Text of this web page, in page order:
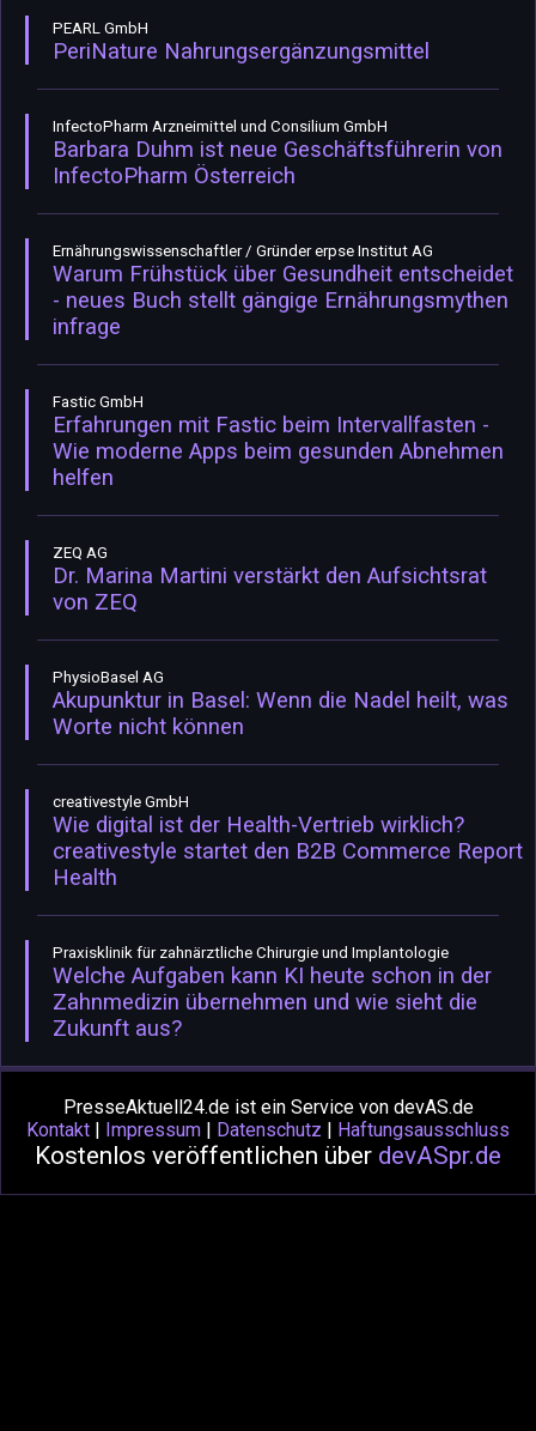
PEARL GmbH
PeriNature Nahrungsergänzungsmittel
InfectoPharm Arzneimittel und Consilium GmbH
Barbara Duhm ist neue Geschäftsführerin von
InfectoPharm Österreich
Ernährungswissenschaftler / Gründer erpse Institut AG
Warum Frühstück über Gesundheit entscheidet
- neues Buch stellt gängige Ernährungsmythen
infrage
Fastic GmbH
Erfahrungen mit Fastic beim Intervallfasten -
Wie moderne Apps beim gesunden Abnehmen
helfen
ZEQ AG
Dr. Marina Martini verstärkt den Aufsichtsrat
von ZEQ
PhysioBasel AG
Akupunktur in Basel: Wenn die Nadel heilt, was
Worte nicht können
creativestyle GmbH
Wie digital ist der Health-Vertrieb wirklich?
creativestyle startet den B2B Commerce Report
Health
Praxisklinik für zahnärztliche Chirurgie und Implantologie
Welche Aufgaben kann KI heute schon in der
Zahnmedizin übernehmen und wie sieht die
Zukunft aus?
PresseAktuell24.de ist ein Service von devAS.de
Kontakt | Impressum | Datenschutz | Haftungsausschluss
Kostenlos veröffentlichen über devASpr.de